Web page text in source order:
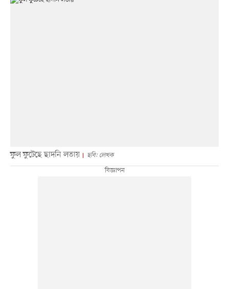
ফুল ফুটেছে ছাদনি লতায় ছবি: লেখক